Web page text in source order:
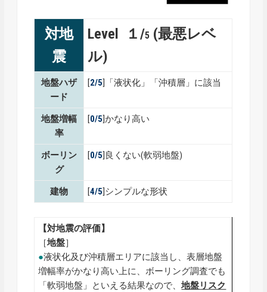
対地
震
Level １/5 (最悪レベ
ル)
地盤ハザ
ード
[2/5 ]「液状化」「沖積層」に該当
地盤増幅
率
[0/5 ]かなり高い
ボーリン
グ
[0/5 ]良くない(軟弱地盤)
建物 [4/5 ]シンプルな形状
【対地震の評価】
［地盤］
●液状化及び沖積層エリアに該当し、表層地盤
増幅率がかなり高い上に、ボーリング調査でも
「軟弱地盤」といえる結果なので、地盤リスク